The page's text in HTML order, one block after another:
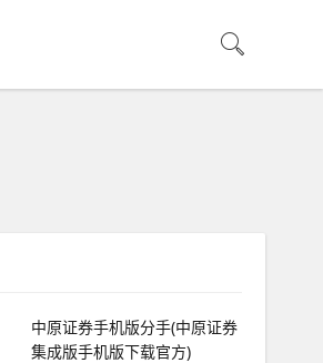
中原证券手机版分手(中原证券
集成版手机版下载官方)